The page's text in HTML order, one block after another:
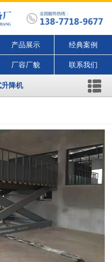
产品展示 经典案例
厂容厂貌 联系我们
升降机